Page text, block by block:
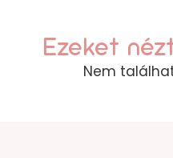
Ezeket
Nem